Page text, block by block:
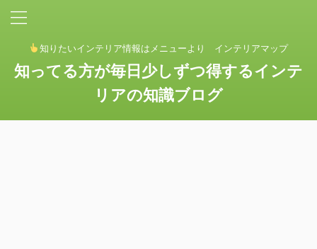
知りたいインテリア情報はメニューより インテリアマップ
知ってる方が毎日少しずつ得するインテ
リアの知識ブログ